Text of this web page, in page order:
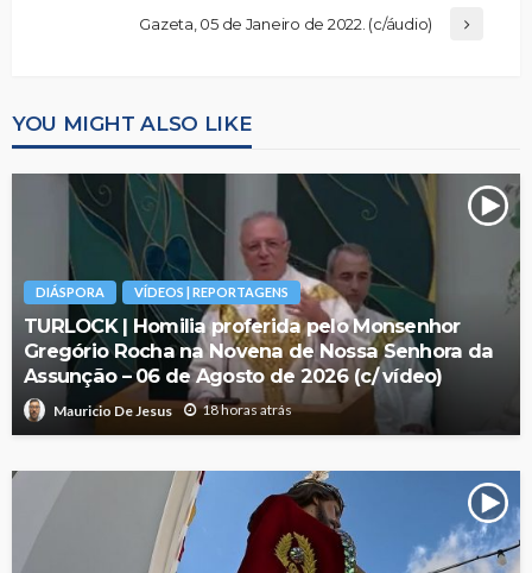
Gazeta, 05 de Janeiro de 2022. (c/áudio)
YOU MIGHT ALSO LIKE
DIÁSPORA VÍDEOS | REPORTAGENS
TURLOCK | Homilia proferida pelo Monsenhor
Gregório Rocha na Novena de Nossa Senhora da
Assunção – 06 de Agosto de 2026 (c/ vídeo)
Mauricio De Jesus 18 horas atrás